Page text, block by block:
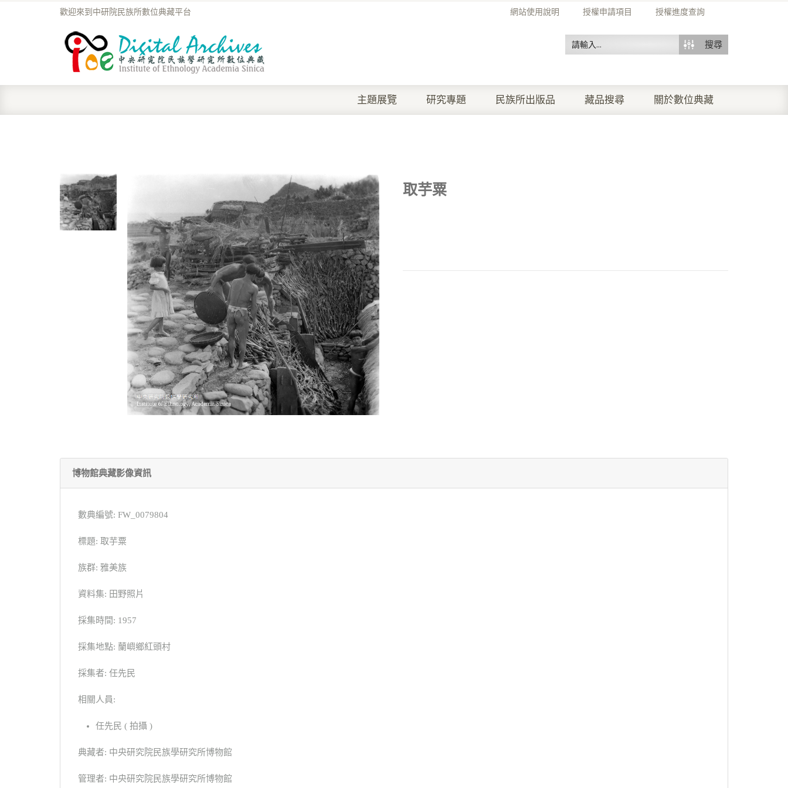
網站使用說明 授權申請項目 授權進度查詢
歡迎來到中研院民族所數位典藏平台
搜尋
主題展覽 研究專題 民族所出版品 藏品搜尋 關於數位典藏
取芋粟
博物館典藏影像資訊
數典編號: FW_0079804
標題: 取芋粟
族群: 雅美族
資料集: 田野照片
採集時間: 1957
採集地點: 蘭嶼鄉紅頭村
採集者: 任先民
相關人員:
任先民 ( 拍攝 )
典藏者: 中央研究院民族學研究所博物館
管理者: 中央研究院民族學研究所博物館